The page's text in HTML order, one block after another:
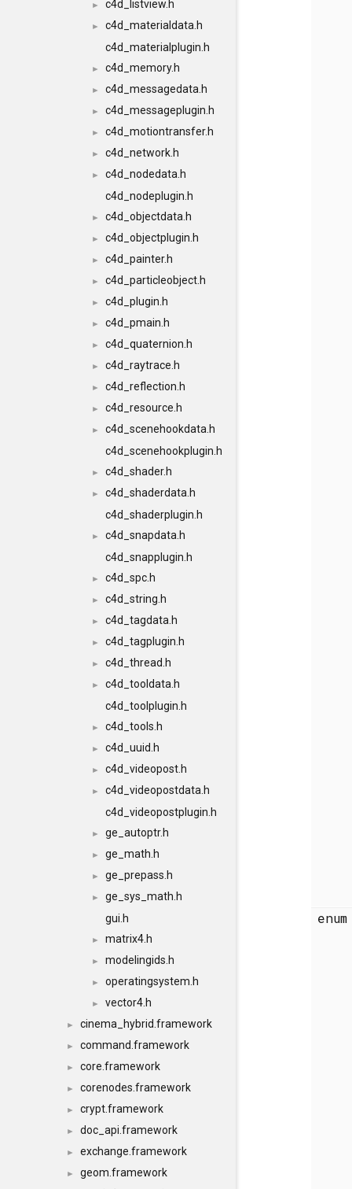
► c4d_listview.h
►
c4d_materialdata.h
c4d_materialplugin.h
► c4d_memory.h
► c4d_messagedata.h
► c4d_messageplugin.h
► c4d_motiontransfer.h
► c4d_network.h
►
c4d_nodedata.h
c4d_nodeplugin.h
► c4d_objectdata.h
► c4d_objectplugin.h
► c4d_painter.h
► c4d_particleobject.h
► c4d_plugin.h
► c4d_pmain.h
► c4d_quaternion.h
► c4d_raytrace.h
► c4d_reflection.h
► c4d_resource.h
►
c4d_scenehookdata.h
c4d_scenehookplugin.h
► c4d_shader.h
►
c4d_shaderdata.h
c4d_shaderplugin.h
►
c4d_snapdata.h
c4d_snapplugin.h
► c4d_spc.h
► c4d_string.h
► c4d_tagdata.h
► c4d_tagplugin.h
► c4d_thread.h
►
c4d_tooldata.h
c4d_toolplugin.h
► c4d_tools.h
► c4d_uuid.h
► c4d_videopost.h
►
c4d_videopostdata.h
c4d_videopostplugin.h
► ge_autoptr.h
► ge_math.h
► ge_prepass.h
►
ge_sys_math.h
gui.h
► matrix4.h
► modelingids.h
► operatingsystem.h
► vector4.h
► cinema_hybrid.framework
► command.framework
► core.framework
► corenodes.framework
► crypt.framework
► doc_api.framework
► exchange.framework
► geom.framework